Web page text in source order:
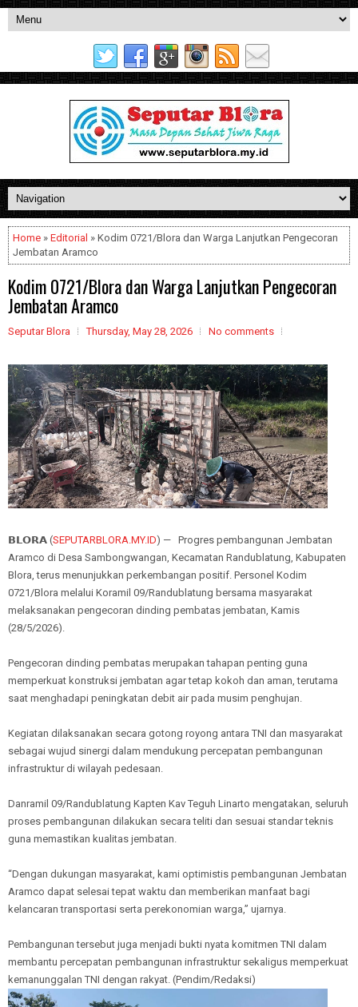
Home » Editorial » Kodim 0721/Blora dan Warga Lanjutkan Pengecoran
Jembatan Aramco
Kodim 0721/Blora dan Warga Lanjutkan Pengecoran
Jembatan Aramco
Seputar Blora Thursday, May 28, 2026 No comments
𝗕𝗟𝗢𝗥𝗔 (SEPUTARBLORA.MY.ID) — Progres pembangunan Jembatan
Aramco di Desa Sambongwangan, Kecamatan Randublatung, Kabupaten
Blora, terus menunjukkan perkembangan positif. Personel Kodim
0721/Blora melalui Koramil 09/Randublatung bersama masyarakat
melaksanakan pengecoran dinding pembatas jembatan, Kamis
(28/5/2026).
Pengecoran dinding pembatas merupakan tahapan penting guna
memperkuat konstruksi jembatan agar tetap kokoh dan aman, terutama
saat menghadapi peningkatan debit air pada musim penghujan.
Kegiatan dilaksanakan secara gotong royong antara TNI dan masyarakat
sebagai wujud sinergi dalam mendukung percepatan pembangunan
infrastruktur di wilayah pedesaan.
Danramil 09/Randublatung Kapten Kav Teguh Linarto mengatakan, seluruh
proses pembangunan dilakukan secara teliti dan sesuai standar teknis
guna memastikan kualitas jembatan.
“Dengan dukungan masyarakat, kami optimistis pembangunan Jembatan
Aramco dapat selesai tepat waktu dan memberikan manfaat bagi
kelancaran transportasi serta perekonomian warga,” ujarnya.
Pembangunan tersebut juga menjadi bukti nyata komitmen TNI dalam
membantu percepatan pembangunan infrastruktur sekaligus memperkuat
kemanunggalan TNI dengan rakyat. (Pendim/Redaksi)